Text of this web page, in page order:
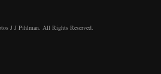
J J Pihlman. All Rights Reserved.